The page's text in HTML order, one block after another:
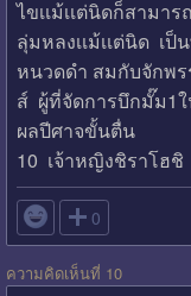
ไขเเม้เเต่นิดก็สามา
ลุ่มหลงเเม้เเต่นิด เ
หนวดดำ สมกับจักพ
ส์ ผู้ที่จัดการบึกมั๊ม1ใ
ผลปีศาจขั้นตื่น
10 เจ้าหญิงชิราโฮ
 0
ความคิดเห็นที่ 10